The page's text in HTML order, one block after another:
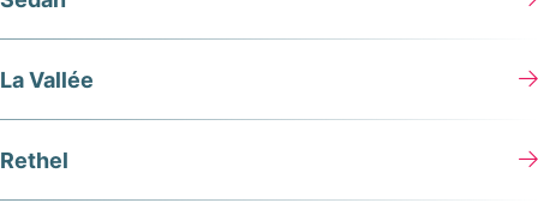
La Vallée
Rethel